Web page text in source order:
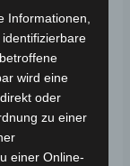
Informationen,
wird eine
oder
zu einer
einer Online-